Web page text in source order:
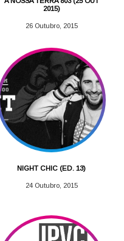
2015)
26 Outubro, 2015
NIGHT CHIC (ED. 13)
24 Outubro, 2015